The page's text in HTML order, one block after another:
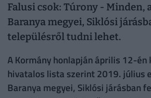
Falusi csok: Túrony - Minden,
Baranya megyei, Siklósi
településről tudni lehet.
A Kormány honlapján április 12-
hivatalos lista szerint 2019. július
Baranya megyei, Siklósi járásban